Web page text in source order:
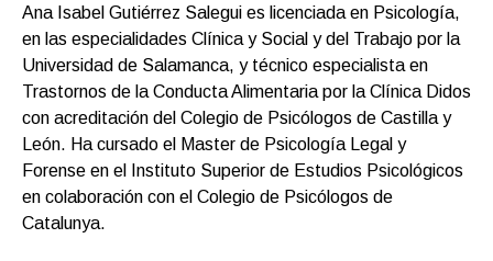
Ana Isabel Gutiérrez Salegui es licenciada en Psicología,
en las especialidades Clínica y Social y del Trabajo por la
Universidad de Salamanca, y técnico especialista en
Trastornos de la Conducta Alimentaria por la Clínica Didos
con acreditación del Colegio de Psicólogos de Castilla y
León. Ha cursado el Master de Psicología Legal y
Forense en el Instituto Superior de Estudios Psicológicos
en colaboración con el Colegio de Psicólogos de
Catalunya.